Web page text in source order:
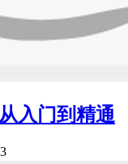
入门到精通